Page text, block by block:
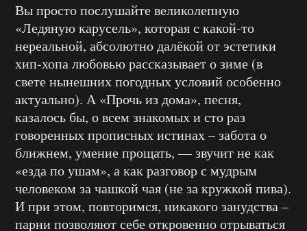
Вы просто послушайте великолепную
«Ледяную карусель», которая с какой-то
нереальной, абсолютно далёкой от эстетики
хип-хопа любовью рассказывает о зиме (в
свете нынешних погодных условий особенно
актуально). А «Прочь из дома», песня,
казалось бы, о всем знакомых и сто раз
говоренных прописных истинах – забота о
ближнем, умение прощать, — звучит не как
«езда по ушам», а как разговор с мудрым
человеком за чашкой чая (не за кружкой пива).
И при этом, повторимся, никакого занудства –
парни позволяют себе откровенно отрываться